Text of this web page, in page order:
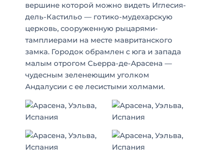
вершине которой можно видеть Иглесия-
дель-Кастильо — готико-мудехарскую
церковь, сооруженную рыцарями-
тамплиерами на месте мавританского
замка. Городок обрамлен с юга и запада
малым отрогом Сьерра-де-Арасена —
чудесным зеленеющим уголком
Андалусии с ее лесистыми холмами.